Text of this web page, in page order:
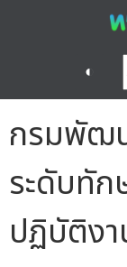
◐
กรมพัฒ
ระดับทัก
ปฏิบัติง